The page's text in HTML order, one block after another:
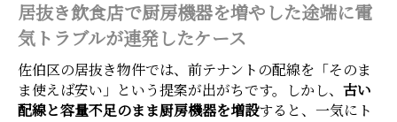
居抜き飲食店で厨房機器を増やした途端に電
気トラブルが連発したケース
佐伯区の居抜き物件では、前テナントの配線を「そのま
ま使えば安い」という提案が出がちです。しかし、 古い
配線と容量不足のまま厨房機器を増設すると、一気にト